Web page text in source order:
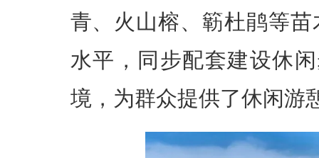
青、火山榕、簕杜鹃等
水平，同步配套建设休
境，为群众提供了休闲游